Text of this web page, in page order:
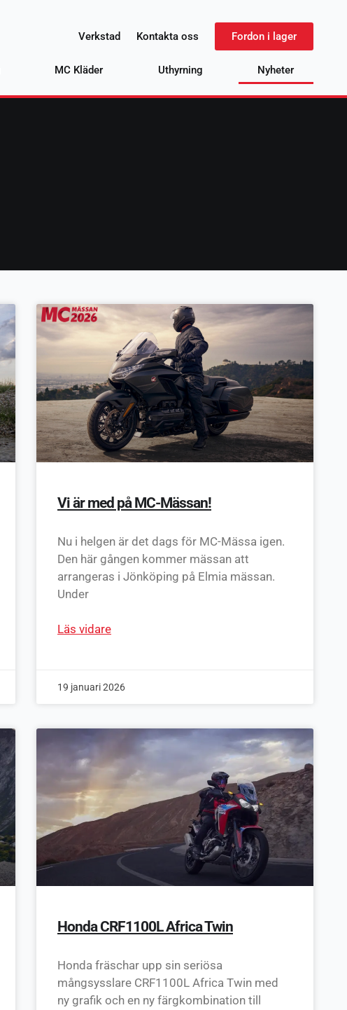
MC Kläder Uthyrning Nyheter
Verkstad Kontakta oss Fordon i lager
Vi är med på MC-Mässan!
Nu i helgen är det dags för MC-Mässa igen.
Den här gången kommer mässan att
arrangeras i Jönköping på Elmia mässan.
Under
Läs vidare
19 januari 2026
Honda CRF1100L Africa Twin
Honda fräschar upp sin seriösa
mångsysslare CRF1100L Africa Twin med
ny grafik och en ny färgkombination till